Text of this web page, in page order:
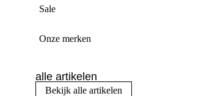
Sale
Onze merken
alle artikelen
Bekijk alle artikelen